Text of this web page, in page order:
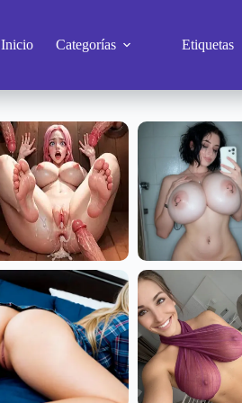
Inicio Categorías Etiquetas